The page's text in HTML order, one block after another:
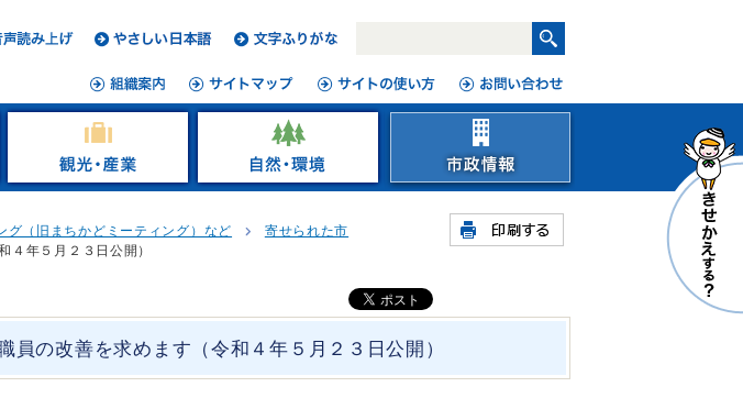
グ（旧まちかどミーティング）など
寄せられた市
４年５月２３日公開）
員の改善を求めます（令和４年５月２３日公開）